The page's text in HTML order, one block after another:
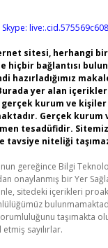
Skype:
sitesi, herhangi
hiçbir bağlantısı
hazırladığımız
yer alan
kurum ve kişiler
Gerçek
tesadüfidir.
tavsiye niteliği
gereğince Bilgi
onaylanmış bir Yer
sitedeki içerikleri
taşımakta
sayılırlar.